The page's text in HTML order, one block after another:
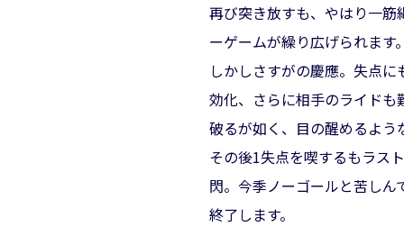
再び突き放すも、やはり一
ーゲームが繰り広げられます
しかしさすがの慶應。失点
効化、さらに相手のライド
破るが如く、目の醒めるよ
その後1失点を喫するもラス
閃。今季ノーゴールと苦し
終了します。